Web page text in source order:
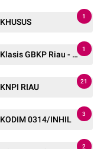
KHUSUS
1
Klasis GBKP Riau - Sumbar.
1
KNPI RIAU
21
KODIM 0314/INHIL
3
2